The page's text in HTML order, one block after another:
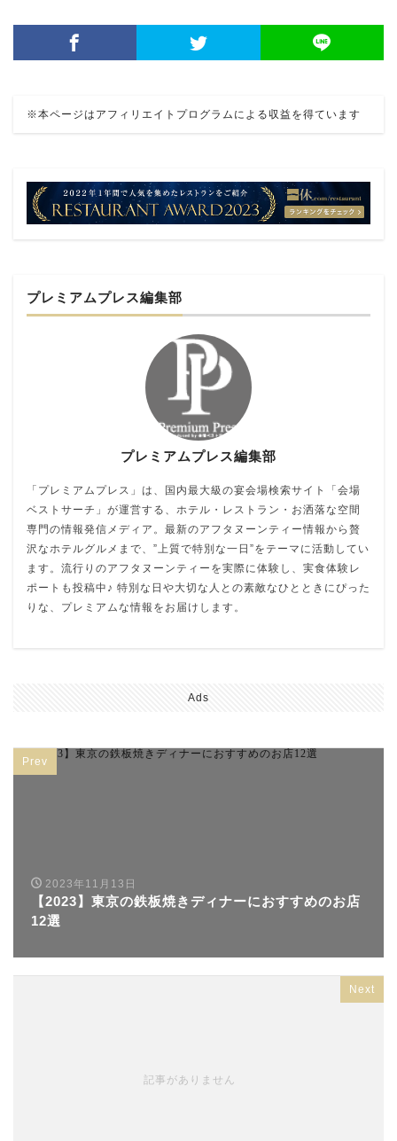
※本ページはアフィリエイトプログラムによる収益を得ています
プレミアムプレス編集部
プレミアムプレス編集部
「プレミアムプレス」は、国内最大級の宴会場検索サイト「会場
ベストサーチ」が運営する、ホテル・レストラン・お洒落な空間
専門の情報発信メディア。最新のアフタヌーンティー情報から贅
沢なホテルグルメまで、”上質で特別な一日”をテーマに活動してい
ます。流行りのアフタヌーンティーを実際に体験し、実食体験レ
ポートも投稿中♪ 特別な日や大切な人との素敵なひとときにぴった
りな、プレミアムな情報をお届けします。
Ads
Prev
2023年11月13日
【2023】東京の鉄板焼きディナーにおすすめのお店
12選
Next
記事がありません